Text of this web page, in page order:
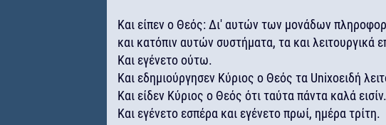
Και είπεν ο Θεός: Δι' αυτών των μονάδων
και κατόπιν αυτών συστήματα, τα και λειτουργικά
Και εγένετο ούτω.
Και εδημιούργησεν Κύριος ο Θεός τα Unixοειδή
Και είδεν Κύριος ο Θεός ότι ταύτα πάντα καλά εισίν.
Και εγένετο εσπέρα και εγένετο πρωί, ημέρα τρίτη.